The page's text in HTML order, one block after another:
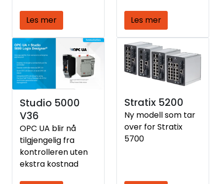
Les mer
det er ikke alltid
dette lar seg gjøre
av praktiske
årsaker
Les mer
Studio 5000
V36
OPC UA blir nå
tilgjengelig fra
kontrolleren uten
ekstra kostnad
Stratix 5200
Ny modell som tar
over for Stratix
5700